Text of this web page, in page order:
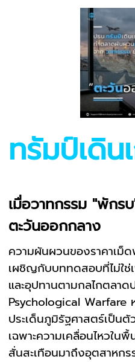
ทรัมป์เดิน
เมื่อวาทกรรม "พักร
ตะวันออกกลาง
ความผันผวนของราคาเม็
เผชิญกับบททดสอบที่ไม่ใ
และอุปทานตามกลไกตลา
Psychological Warfare
ประเด็นภูมิรัฐศาสตร์เป็น
เฉพาะความเคลื่อนไหวใ
สั่นสะเทือนมาถึงอุตสาหก